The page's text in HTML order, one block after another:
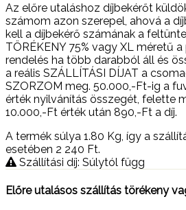
Az előre utaláshoz díjbekérőt
számom azon szerepel, ahová a
kell a díjbekérő számának a
TÖRÉKENY 75% vagy XL méretű
rendelés ha több darabból áll és
a reális SZÁLLÍTÁSI DÍJAT a
SZORZOM meg. 50.000,-Ft-ig a
érték nyilvánítás összegét, felette
10.000,-Ft érték után 890,-Ft a díj.
A termék súlya 1.80 Kg , így a
esetében 2 240 Ft.
Szállítási díj: Súlytól függ
Előre utalásos szállítás törékeny